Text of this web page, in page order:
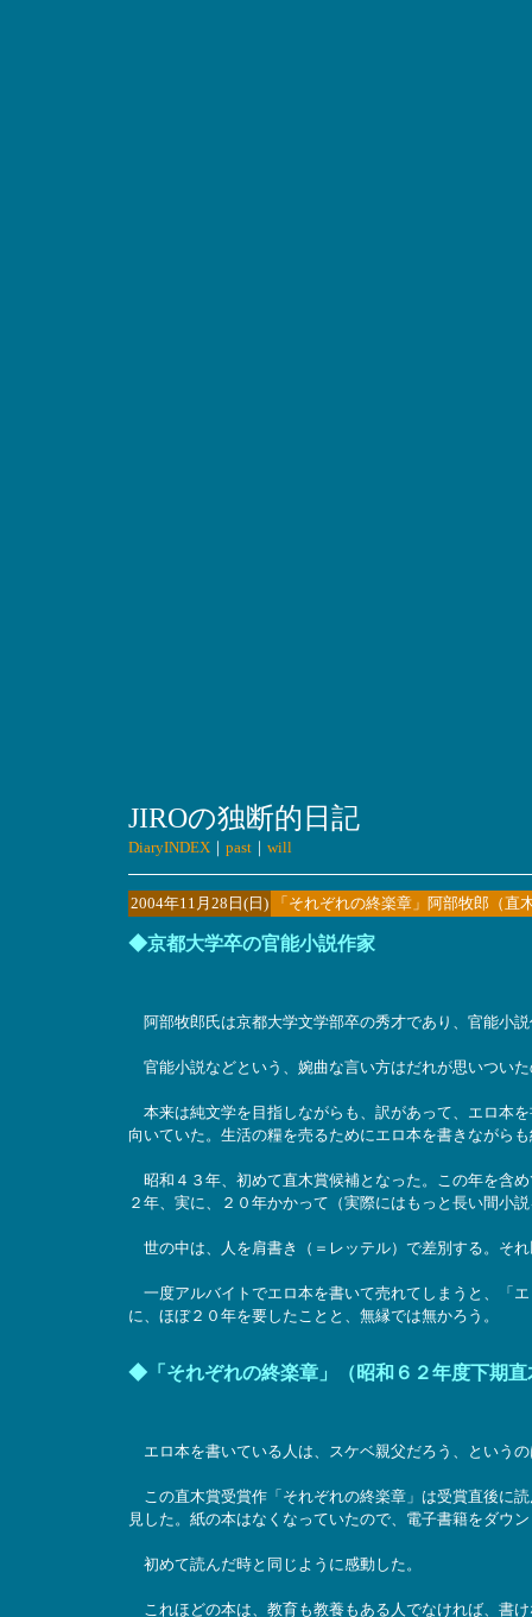
JIROの独断的日記
DiaryINDEX｜ past｜ will
2004年11月28日(日) 「それぞれの終楽章」阿部牧郎（
◆京都大学卒の官能小説作家
阿部牧郎氏は京都大学文学部卒の秀才であり、官能小
官能小説などという、婉曲な言い方はだれが思いつい
本来は純文学を目指しながらも、訳があって、エロ本
向いていた。生活の糧を売るためにエロ本を書きながら
昭和４３年、初めて直木賞候補となった。この年を含
２年、実に、２０年かかって（実際にはもっと長い間小
世の中は、人を肩書き（＝レッテル）で差別する。そ
一度アルバイトでエロ本を書いて売れてしまうと、「
に、ほぼ２０年を要したことと、無縁では無かろう。
◆「それぞれの終楽章」（昭和６２年度下期直
エロ本を書いている人は、スケベ親父だろう、という
この直木賞受賞作「それぞれの終楽章」は受賞直後に
見した。紙の本はなくなっていたので、電子書籍をダウ
初めて読んだ時と同じように感動した。
これほどの本は、教育も教養もある人でなければ、書け